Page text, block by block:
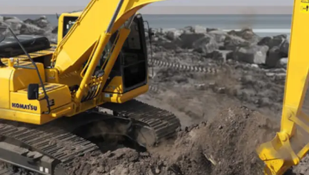
EXCAVATOR TOOLS
KOMATSU PC200-10M0 CE
Find Out More